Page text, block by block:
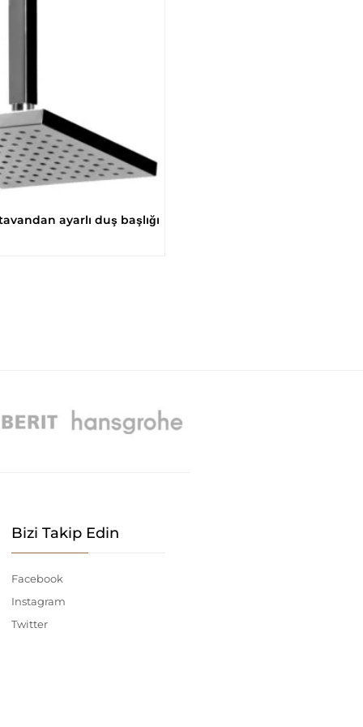
ayarlı duş başlığı
Bizi Takip Edin
Facebook
Instagram
Twitter